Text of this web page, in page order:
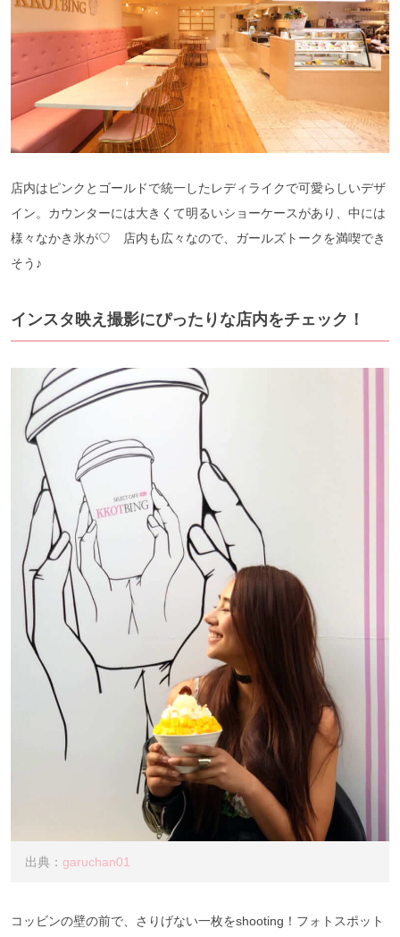
店内はピンクとゴールドで統一したレディライクで可愛らしいデザ
イン。カウンターには大きくて明るいショーケースがあり、中には
様々なかき氷が♡ 店内も広々なので、ガールズトークを満喫でき
そう♪
インスタ映え撮影にぴったりな店内をチェック！
出典： garuchan01
コッビンの壁の前で、さりげない一枚をshooting！フォトスポット